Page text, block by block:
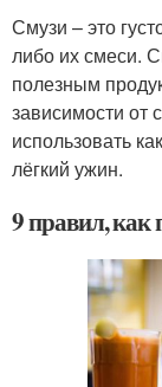
Смузи – это
либо их смеси.
полезным
зависимости от
использовать
лёгкий ужин.
9 правил, как